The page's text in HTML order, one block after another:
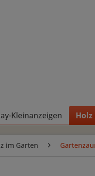
Kleinanzeigen
im Garten